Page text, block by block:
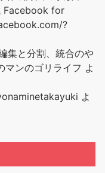
Facebook for
?
集と分割、統合のや
マンのゴリライフ よ
よ